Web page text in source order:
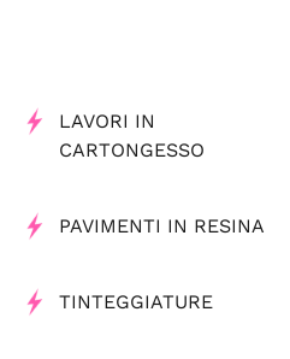
LAVORI IN
CARTONGESSO
PAVIMENTI IN RESINA
TINTEGGIATURE